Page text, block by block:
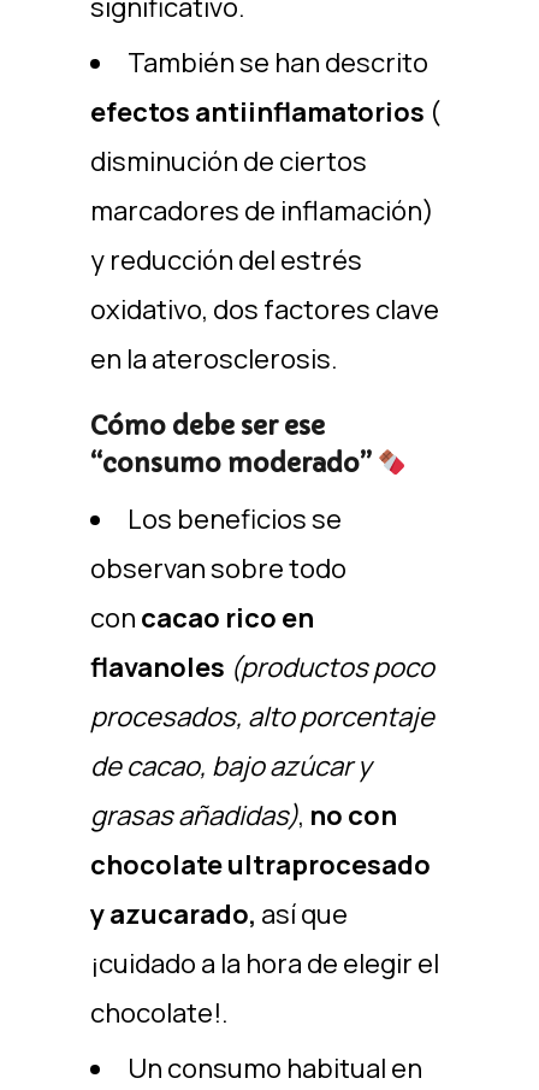
significativo.
También se han descrito
efectos antiinflamatorios (
disminución de ciertos
marcadores de inflamación)
y reducción del estrés
oxidativo, dos factores clave
en la aterosclerosis.
Cómo debe ser ese
“consumo moderado”
Los beneficios se
observan sobre todo
con cacao rico en
flavanoles (productos poco
procesados, alto porcentaje
de cacao, bajo azúcar y
grasas añadidas), no con
chocolate ultraprocesado
y azucarado, así que
¡cuidado a la hora de elegir el
chocolate!.
Un consumo habitual en